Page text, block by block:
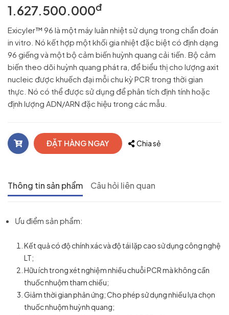
1.627.500.000đ
Exicyler™ 96 là một máy luân nhiệt sử dụng trong chẩn đoán
in vitro. Nó kết hợp một khối gia nhiệt đặc biệt có định dạng
96 giếng và một bộ cảm biến huỳnh quang cải tiến. Bộ cảm
biến theo dõi huỳnh quang phát ra, để biểu thị cho lượng axit
nucleic được khuếch đại mỗi chu kỳ PCR trong thời gian
thực. Nó có thể được sử dụng để phân tích định tính hoặc
định lượng ADN/ARN đặc hiệu trong các mẫu.
ĐẶT HÀNG NGAY Chia sẻ
Thông tin sản phẩm Câu hỏi liên quan
Ưu điểm sản phẩm:
Kết quả có độ chính xác và độ tái lặp cao sử dụng công nghệ
LT;
Hữu ích trong xét nghiệm nhiều chuỗi PCR mà không cần
thuốc nhuộm tham chiếu;
Giảm thời gian phản ứng; Cho phép sử dụng nhiều lựa chọn
thuốc nhuộm huỳnh quang;